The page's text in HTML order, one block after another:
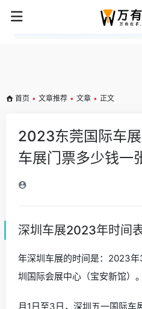
首页 • 文章推荐 • 文章 • 正文
2023东莞国际车
车展门票多少钱一
深圳车展2023年时间
年深圳车展的时间是：2023
圳国际会展中心（宝安新馆）。
月1日至3日，深圳五一国际